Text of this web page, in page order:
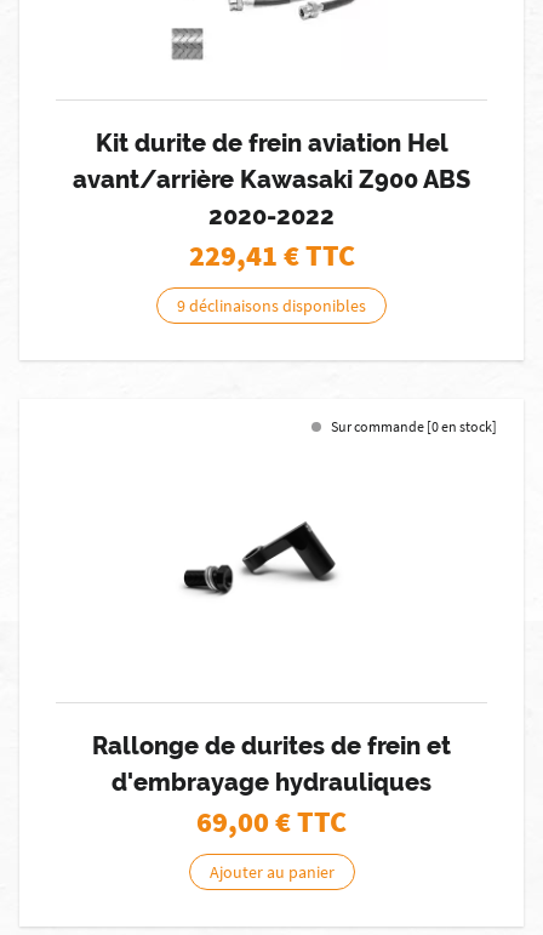
Kit durite de frein aviation Hel
avant/arrière Kawasaki Z900 ABS
2020-2022
229,41€ TTC
9 déclinaisons disponibles
Sur commande [0 en stock]
Rallonge de durites de frein et
d'embrayage hydrauliques
69,00€ TTC
Ajouter au panier